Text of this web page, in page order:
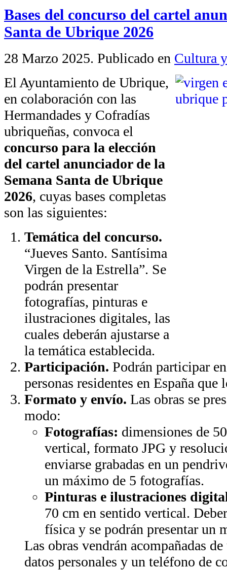
Bases del concurso del cartel
Santa de Ubrique 2026
28 Marzo 2025. Publicado en Cultura
El Ayuntamiento de Ubrique,
en colaboración con las
Hermandades y Cofradías
ubriqueñas, convoca el
concurso para la elección
del cartel anunciador de la
Semana Santa de Ubrique
2026, cuyas bases completas
son las siguientes:
Temática del concurso.
“Jueves Santo. Santísima
Virgen de la Estrella”. Se
podrán presentar
fotografías, pinturas e
ilustraciones digitales, las
cuales deberán ajustarse a
la temática establecida.
Participación. Podrán participar
personas residentes en España que
Formato y envío. Las obras se
modo:
Fotografías: dimensiones de
vertical, formato JPG y
enviarse grabadas en un
un máximo de 5 fotografías.
Pinturas e ilustraciones
70 cm en sentido vertical.
física y se podrán presentar un
Las obras vendrán acompañadas
datos personales y un teléfono de